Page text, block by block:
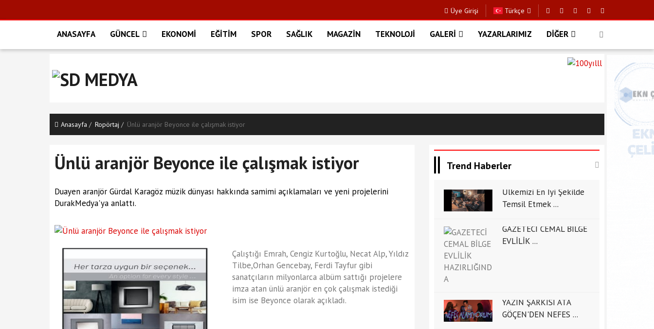
Üye Girişi Türkçe
ANASAYFA GÜNCEL EKONOMİ EĞİTİM SPOR SAĞLIK MAGAZİN TEKNOLOJİ GALERİ YAZARLARIMIZ DİĞER
Anasayfa Ropörtaj Ünlü aranjör Beyonce ile çalışmak istiyor
Ünlü aranjör Beyonce ile çalışmak istiyor
Duayen aranjör Gürdal Karagöz müzik dünyası hakkında samimi açıklamaları ve yeni projelerini
DurakMedya'ya anlattı.
Çalıştığı Emrah, Cengiz Kurtoğlu, Necat Alp, Yıldız
Tilbe,Orhan Gencebay, Ferdi Tayfur gibi
sanatçıların milyonlarca albüm sattığı projelere
imza atan ünlü aranjör en çok çalışmak istediği
isim ise Beyonce olarak açıkladı.
Trend Haberler
Ülkemizi En İyi Şekilde
Temsil Etmek ...
GAZETECİ CEMAL BİLGE
EVLİLİK ...
YAZIN ŞARKISI ATA
GÖÇEN'DEN NEFES ...